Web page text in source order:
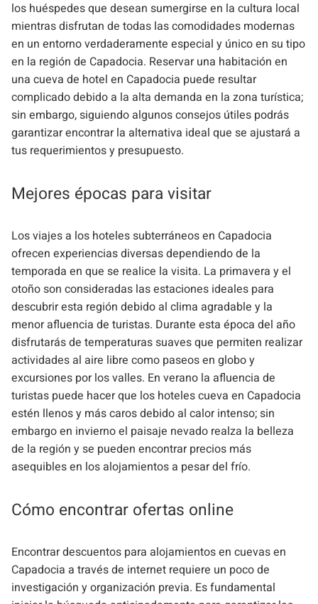
los huéspedes que desean sumergirse en la cultura local
mientras disfrutan de todas las comodidades modernas
en un entorno verdaderamente especial y único en su tipo
en la región de Capadocia. Reservar una habitación en
una cueva de hotel en Capadocia puede resultar
complicado debido a la alta demanda en la zona turística;
sin embargo, siguiendo algunos consejos útiles podrás
garantizar encontrar la alternativa ideal que se ajustará a
tus requerimientos y presupuesto.
Mejores épocas para visitar
Los viajes a los hoteles subterráneos en Capadocia
ofrecen experiencias diversas dependiendo de la
temporada en que se realice la visita. La primavera y el
otoño son consideradas las estaciones ideales para
descubrir esta región debido al clima agradable y la
menor afluencia de turistas. Durante esta época del año
disfrutarás de temperaturas suaves que permiten realizar
actividades al aire libre como paseos en globo y
excursiones por los valles. En verano la afluencia de
turistas puede hacer que los hoteles cueva en Capadocia
estén llenos y más caros debido al calor intenso; sin
embargo en invierno el paisaje nevado realza la belleza
de la región y se pueden encontrar precios más
asequibles en los alojamientos a pesar del frío.
Cómo encontrar ofertas online
Encontrar descuentos para alojamientos en cuevas en
Capadocia a través de internet requiere un poco de
investigación y organización previa. Es fundamental